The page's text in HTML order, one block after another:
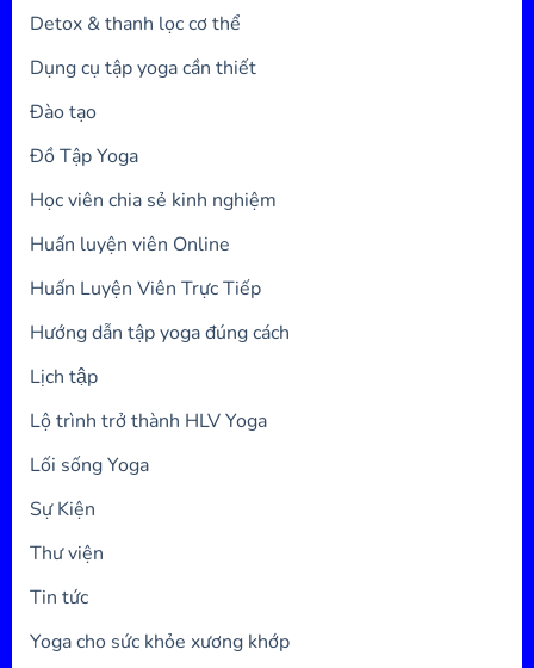
Detox & thanh lọc cơ thể
Dụng cụ tập yoga cần thiết
Đào tạo
Đồ Tập Yoga
Học viên chia sẻ kinh nghiệm
Huấn luyện viên Online
Huấn Luyện Viên Trực Tiếp
Hướng dẫn tập yoga đúng cách
Lịch tập
Lộ trình trở thành HLV Yoga
Lối sống Yoga
Sự Kiện
Thư viện
Tin tức
Yoga cho sức khỏe xương khớp